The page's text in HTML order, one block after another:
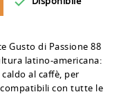
Gusto di Passione 88
latino-americana:
al caffè, per
con tutte le
contiene 16 cialde